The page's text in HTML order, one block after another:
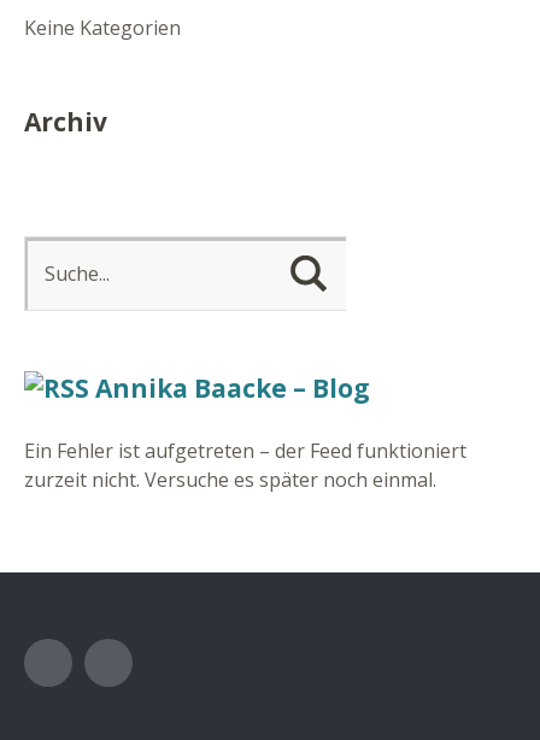
Keine Kategorien
Archiv
Annika Baacke – Blog
Ein Fehler ist aufgetreten – der Feed funktioniert
zurzeit nicht. Versuche es später noch einmal.
Facebook